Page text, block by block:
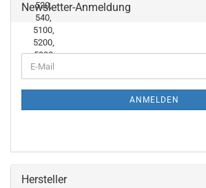
Newsletter-Anmeldung
ANMELDEN
Hersteller